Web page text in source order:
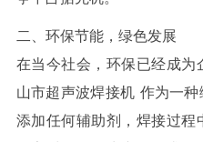
二、环保节能，绿色发展
在当今社会，环保已经成为
山市超声波焊接机 作为一种
添加任何辅助剂，焊接过程